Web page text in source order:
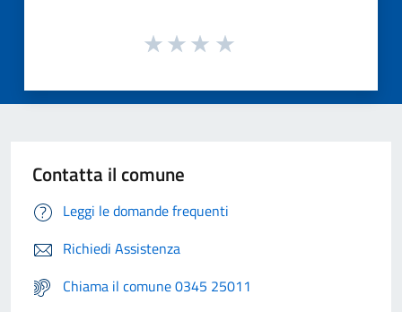
Contatta il comune
Leggi le domande frequenti
Richiedi Assistenza
Chiama il comune 0345 25011